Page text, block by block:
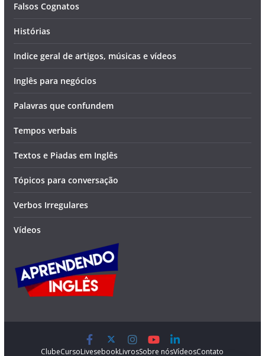
Falsos Cognatos
Histórias
Indice geral de artigos, músicas e vídeos
Inglês para negócios
Palavras que confundem
Tempos verbais
Textos e Piadas em Inglês
Tópicos para conversação
Verbos Irregulares
Vídeos
ClubeCursoLivesebookLivrosSobre nósVídeosContato